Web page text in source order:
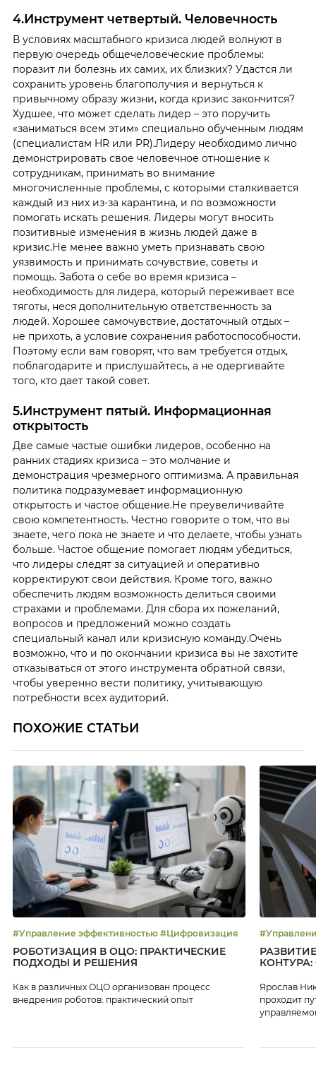
4.Инструмент четвертый. Человечность
В условиях масштабного кризиса людей волнуют в
первую очередь общечеловеческие проблемы:
поразит ли болезнь их самих, их близких? Удастся ли
сохранить уровень благополучия и вернуться к
привычному образу жизни, когда кризис закончится?
Худшее, что может сделать лидер – это поручить
«заниматься всем этим» специально обученным людям
(специалистам HR или PR).Лидеру необходимо лично
демонстрировать свое человечное отношение к
сотрудникам, принимать во внимание
многочисленные проблемы, с которыми сталкивается
каждый из них из-за карантина, и по возможности
помогать искать решения. Лидеры могут вносить
позитивные изменения в жизнь людей даже в
кризис.Не менее важно уметь признавать свою
уязвимость и принимать сочувствие, советы и
помощь. Забота о себе во время кризиса –
необходимость для лидера, который переживает все
тяготы, неся дополнительную ответственность за
людей. Хорошее самочувствие, достаточный отдых –
не прихоть, а условие сохранения работоспособности.
Поэтому если вам говорят, что вам требуется отдых,
поблагодарите и прислушайтесь, а не одергивайте
того, кто дает такой совет.
5.Инструмент пятый. Информационная
открытость
Две самые частые ошибки лидеров, особенно на
ранних стадиях кризиса – это молчание и
демонстрация чрезмерного оптимизма. А правильная
политика подразумевает информационную
открытость и частое общение.Не преувеличивайте
свою компетентность. Честно говорите о том, что вы
знаете, чего пока не знаете и что делаете, чтобы узнать
больше. Частое общение помогает людям убедиться,
что лидеры следят за ситуацией и оперативно
корректируют свои действия. Кроме того, важно
обеспечить людям возможность делиться своими
страхами и проблемами. Для сбора их пожеланий,
вопросов и предложений можно создать
специальный канал или кризисную команду.Очень
возможно, что и по окончании кризиса вы не захотите
отказываться от этого инструмента обратной связи,
чтобы уверенно вести политику, учитывающую
потребности всех аудиторий.
ПОХОЖИЕ СТАТЬИ
#Управление эффективностью #Цифровизация
РОБОТИЗАЦИЯ В ОЦО: ПРАКТИЧЕСКИЕ
ПОДХОДЫ И РЕШЕНИЯ
Как в различных ОЦО организован процесс
внедрения роботов: практический опыт
Ярослав
проходит